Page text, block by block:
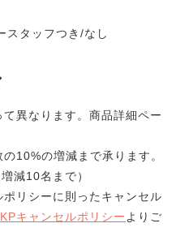
スタッフつき/なし
異なります。商品詳細ペー
10%の増減まで承ります。
減10名まで）
リシーに則ったキャンセル
キャンセルポリシー よりご